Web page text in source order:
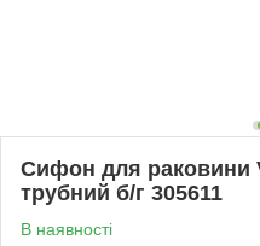
Сифон для раковини
трубний б/г 305611
В наявності